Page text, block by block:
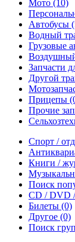
Мото (10)
Автобусы
Водный
Грузовые
Запчасти
Другой
Прицепы
Прочие
Спорт /
Книги /
Поиск
CD / DVD /
Билеты (0)
Другое (0)
Поиск